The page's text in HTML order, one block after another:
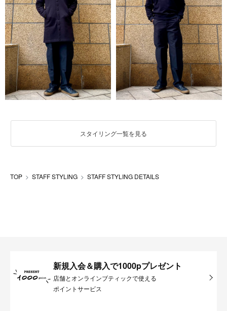
スタイリング一覧を見る
TOP STAFF STYLING STAFF STYLING DETAILS
新規入会＆購入で1000pプレゼント
店舗とオンラインブティックで使える
ポイントサービス